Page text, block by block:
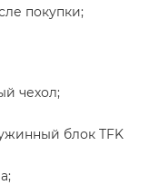
покупки;
чехол;
блок TFK